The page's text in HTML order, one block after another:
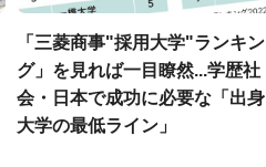
「三菱商事"採用大学"ランキン
グ」を見れば一目瞭然...学歴社
会・日本で成功に必要な「出身
大学の最低ライン」